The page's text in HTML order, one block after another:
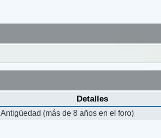
Detalles
Antigüedad (más de 8 años en el foro)